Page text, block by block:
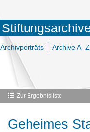
Archivporträts Archive A–Z
Zur Ergebnisliste
Geheimes